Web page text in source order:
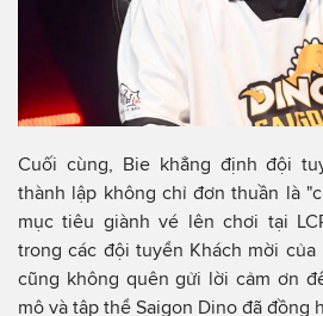
Cuối cùng, Bie khẳng định đội
thành lập không chỉ đơn thuần là
mục tiêu giành vé lên chơi tại
trong các đội tuyển Khách mời của
cũng không quên gửi lời cảm ơn
mộ và tập thể Saigon Dino đã đồng